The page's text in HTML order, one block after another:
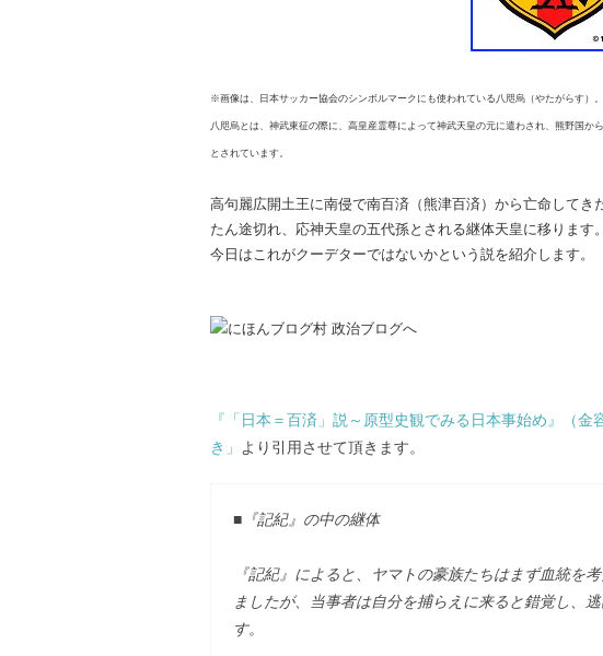
※画像は、日本サッカー協会のシンボルマークにも使われている八咫烏（やたがらす）。
八咫烏とは、神武東征の際に、高皇産霊尊によって神武天皇の元に遣わされ、熊野国
とされています。
高句麗広開土王に南侵で南百済（熊津百済）から亡命してき
たん途切れ、応神天皇の五代孫とされる継体天皇に移ります。
今日はこれがクーデターではないかという説を紹介します。
『「日本＝百済」説～原型史観でみる日本事始め』
き」
より引用させて頂きます。
■『記紀』の中の継体
『記紀』によると、ヤマトの豪族たちはまず血統を
ましたが、当事者は自分を捕らえに来ると錯覚し、
す。